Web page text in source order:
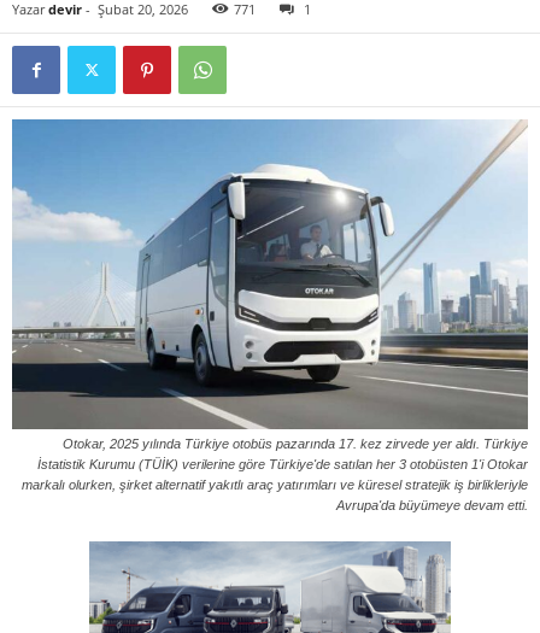
Yazar devir - Şubat 20, 2026 771 1
Otokar, 2025 yılında Türkiye otobüs pazarında 17. kez zirvede yer aldı. Türkiye
İstatistik Kurumu (TÜİK) verilerine göre Türkiye'de satılan her 3 otobüsten 1'i Otokar
markalı olurken, şirket alternatif yakıtlı araç yatırımları ve küresel stratejik iş birlikleriyle
Avrupa'da büyümeye devam etti.